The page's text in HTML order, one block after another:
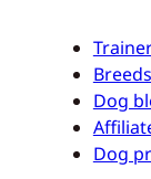
Breeds
Dog
Dog